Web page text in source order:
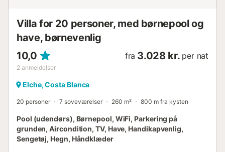
Villa for 20 personer, med børnepool og
have, børnevenlig
10,0
2 anmeldelser
fra 3.028 kr. per nat
Elche, Costa Blanca
20 personer 7 soveværelser 260 m² 800 m fra kysten
Pool (udendørs), Børnepool, WiFi, Parkering på
grunden, Aircondition, TV, Have, Handikapvenlig,
Sengetøj, Hegn, Håndklæder